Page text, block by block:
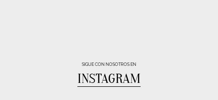
SIGUE CON NOSOTROS EN
INSTAGRAM